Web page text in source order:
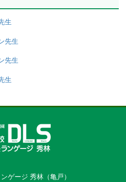
生
先生
先生
生
ゲージ 秀林（亀戸）